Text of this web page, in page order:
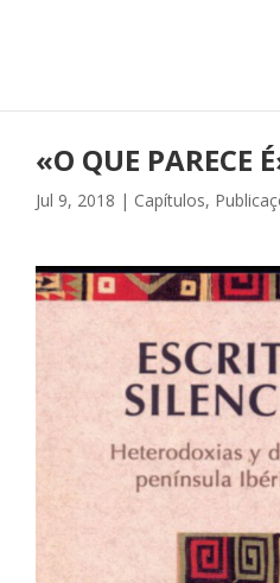
«O QUE PARECE
Jul 9, 2018 | Capítulos,